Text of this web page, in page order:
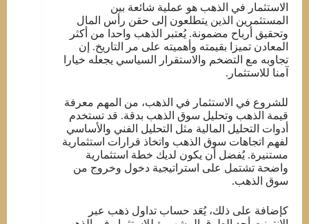
الاستثمار في الذهب هو عملية شائعة بين
المستثمرين الذين يتطلعون إلى حقن رأس المال
وتحقيق أرباح مضمونة. يُعتبر الذهب واحدا من أكثر
المعادن تميزا بقيمته وأهميته على مر التاريخ. إن
تجاوبه مع التضخم والاستقرار السياسي يجعله خيارا
آمنا للاستثمار.
للشروع في الاستثمار في الذهب، من المهم معرفة
قيمة الذهب وتحليل سوق الذهب بدقة. قد تستخدم
أدوات التحليل المالية مثل التحليل الفني والأساسي
لفهم اتجاهات سوق الذهب واتخاذ قرارات استثمارية
مستنيرة. يُفضل أن يكون لديك خطة استثمارية
واضحة تشتمل على استراتيجية دخول وخروج من
سوق الذهب.
كإضافة على ذلك، يُعَد حساب تداول ذهب عبر